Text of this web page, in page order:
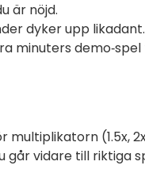
är nöjd.
dyker upp likadant.
minuters
(1.5x,
går vidare till riktiga